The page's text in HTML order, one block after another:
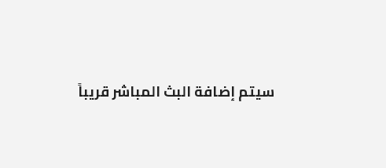
سيتم إضافة البث المباشر قريباً